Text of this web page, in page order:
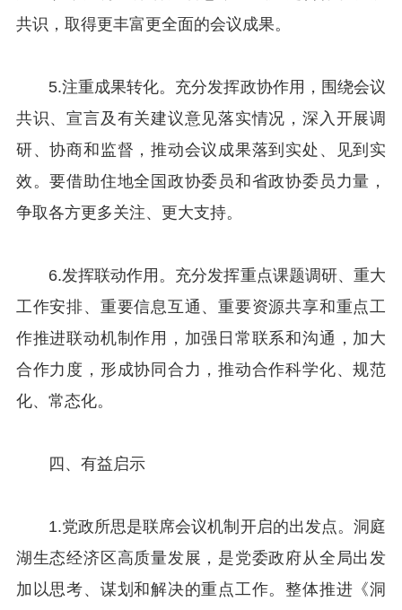
共识，取得更丰富更全面的会议成果。
5.注重成果转化。充分发挥政协作用，围绕会议
共识、宣言及有关建议意见落实情况，深入开展调
研、协商和监督，推动会议成果落到实处、见到实
效。要借助住地全国政协委员和省政协委员力量，
争取各方更多关注、更大支持。
6.发挥联动作用。充分发挥重点课题调研、重大
工作安排、重要信息互通、重要资源共享和重点工
作推进联动机制作用，加强日常联系和沟通，加大
合作力度，形成协同合力，推动合作科学化、规范
化、常态化。
四、有益启示
1.党政所思是联席会议机制开启的出发点。洞庭
湖生态经济区高质量发展，是党委政府从全局出发
加以思考、谋划和解决的重点工作。整体推进《洞